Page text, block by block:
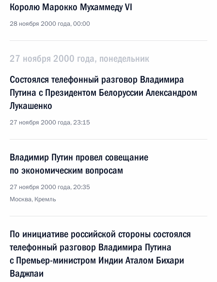
Королю Марокко Мухаммеду VI
28 ноября 2000 года, 00:00
27 ноября 2000 года, понедельник
Состоялся телефонный разговор Владимира
Путина с Президентом Белоруссии Александром
Лукашенко
27 ноября 2000 года, 23:15
Владимир Путин провел совещание
по экономическим вопросам
27 ноября 2000 года, 20:35
Москва, Кремль
По инициативе российской стороны состоялся
телефонный разговор Владимира Путина
с Премьер-министром Индии Аталом Бихари
Ваджпаи